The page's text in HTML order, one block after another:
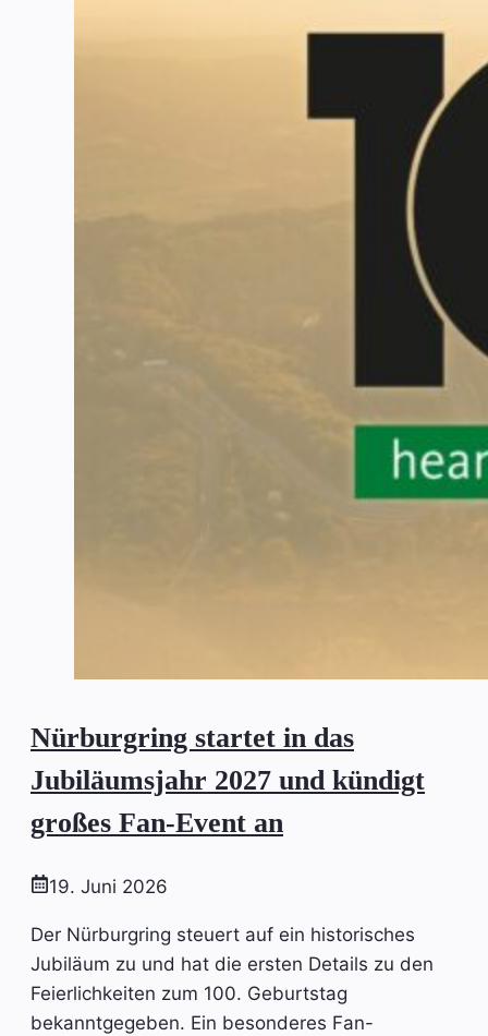
Nürburgring startet in das
Jubiläumsjahr 2027 und kündigt
großes Fan-Event an
19. Juni 2026
Der Nürburgring steuert auf ein historisches
Jubiläum zu und hat die ersten Details zu den
Feierlichkeiten zum 100. Geburtstag
bekanntgegeben. Ein besonderes Fan-